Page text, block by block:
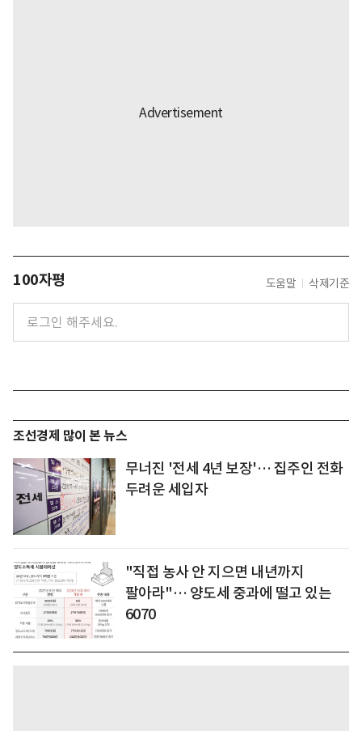
100자평 도움말 삭제기준
조선경제 많이 본 뉴스
무너진 '전세 4년 보장'… 집주인 전화
두려운 세입자
"직접 농사 안 지으면 내년까지
팔아라"… 양도세 중과에 떨고 있는
6070